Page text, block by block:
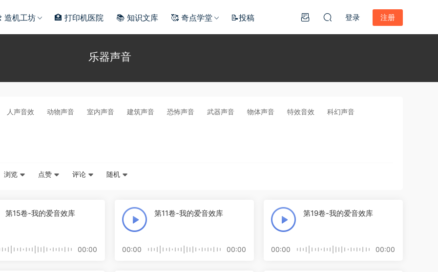
机工坊 🏥 打印机医院 📚 知识文库 🥰 奇点学堂 📝投稿 登录 注册
乐器声音
人声音效 动物声音 室内声音 建筑声音 恐怖声音 武器声音 物体声音 特效音效
科幻声音
浏览 点赞 评论 随机
第15卷-我的爱音效库
00:00
第11卷-我的爱音效库
00:00 00:00
第19卷-我的爱音效库
00:00 00:00